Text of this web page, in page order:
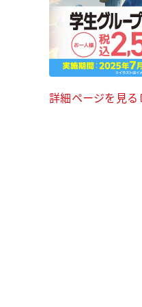
詳細ページを見る